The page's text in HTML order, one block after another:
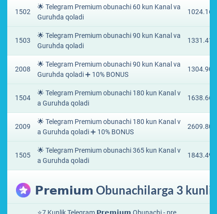
1502
🌟 Telegram Premium obunachi 60 kun Kanal va
Guruhda qoladi
1503
🌟 Telegram Premium obunachi 90 kun Kanal va
Guruhda qoladi
2008
🌟 Telegram Premium obunachi 90 kun Kanal va
Guruhda qoladi ➕ 10% BONUS
1504
🌟 Telegram Premium obunachi 180 kun Kanal v
a Guruhda qoladi
2009
🌟 Telegram Premium obunachi 180 kun Kanal v
a Guruhda qoladi ➕ 10% BONUS
1505
🌟 Telegram Premium obunachi 365 kun Kanal v
a Guruhda qoladi
𝗣𝗿𝗲𝗺𝗶𝘂𝗺 Obunachilarga 3